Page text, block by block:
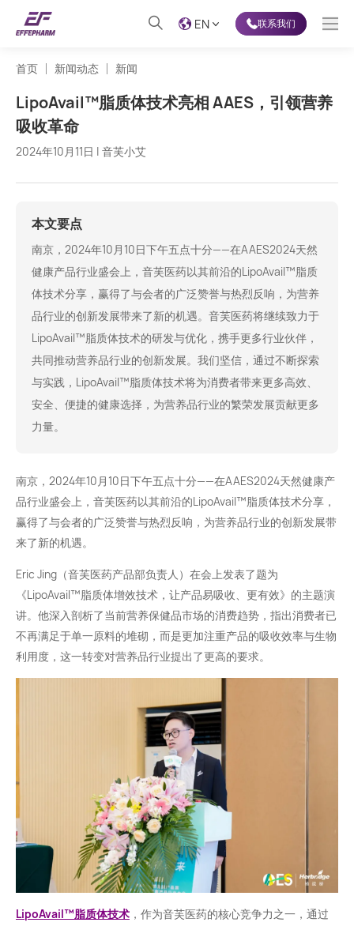
EN 联系我们
首页 新闻动态 新闻
LipoAvail™️脂质体技术亮相 AAES，引领营养
吸收革命
2024年10月11日 | 音芙小艾
本文要点
南京，2024年10月10日下午五点十分——在AAES2024天然
健康产品行业盛会上，音芙医药以其前沿的LipoAvail™️脂质
体技术分享，赢得了与会者的广泛赞誉与热烈反响，为营养
品行业的创新发展带来了新的机遇。音芙医药将继续致力于
LipoAvail™️脂质体技术的研发与优化，携手更多行业伙伴，
共同推动营养品行业的创新发展。我们坚信，通过不断探索
与实践，LipoAvail™️脂质体技术将为消费者带来更多高效、
安全、便捷的健康选择，为营养品行业的繁荣发展贡献更多
力量。
南京，2024年10月10日下午五点十分——在AAES2024天然健康产
品行业盛会上，音芙医药以其前沿的LipoAvail™️脂质体技术分享，
赢得了与会者的广泛赞誉与热烈反响，为营养品行业的创新发展带
来了新的机遇。
Eric Jing（音芙医药产品部负责人）在会上发表了题为
《LipoAvail™️脂质体增效技术，让产品易吸收、更有效》的主题演
讲。他深入剖析了当前营养保健品市场的消费趋势，指出消费者已
不再满足于单一原料的堆砌，而是更加注重产品的吸收效率与生物
利用度，这一转变对营养品行业提出了更高的要求。
LipoAvail™️脂质体技术 ，作为音芙医药的核心竞争力之一，通过